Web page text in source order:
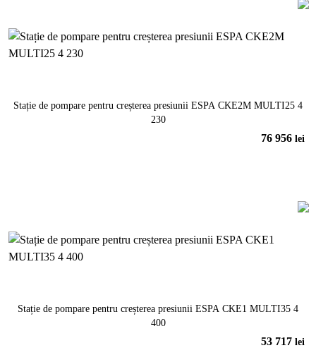
Stație de pompare pentru creșterea presiunii ESPA CKE2M MULTI25 4
230
76 956 lei
Stație de pompare pentru creșterea presiunii ESPA CKE1 MULTI35 4
400
53 717 lei